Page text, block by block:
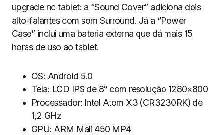
upgrade no tablet: a “Sound Cover” adiciona dois
alto-falantes com som Surround. Já a “Power
Case” inclui uma bateria externa que dá mais 15
horas de uso ao tablet.
OS: Android 5.0
Tela: LCD IPS de 8″ com resolução 1280×800
Processador: Intel Atom X3 (CR3230RK) de
1,2 GHz
GPU: ARM Mali 450 MP4